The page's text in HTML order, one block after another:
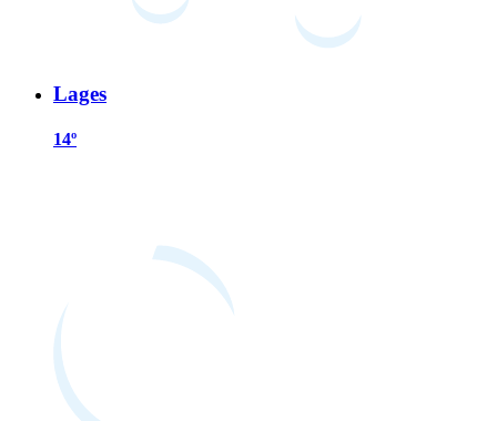
Lages
14º